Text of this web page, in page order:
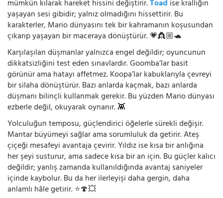
mümkün kılarak hareket hissini değiştirir.Toad ise krallığın
yaşayan sesi gibidir; yalnız olmadığını hissettirir. Bu
karakterler, Mario dünyasını tek bir kahramanın koşusundan
çıkarıp yaşayan bir maceraya dönüştürür. 💗👸🏼🐢
Karşılaşılan düşmanlar yalnızca engel değildir; oyuncunun
dikkatsizliğini test eden sınavlardır. Goomba’lar basit
görünür ama hatayı affetmez. Koopa’lar kabuklarıyla çevreyi
bir silaha dönüştürür. Bazı anlarda kaçmak, bazı anlarda
düşmanı bilinçli kullanmak gerekir. Bu yüzden Mario dünyası
ezberle değil, okuyarak oynanır. 👾
Yolculuğun temposu, güçlendirici öğelerle sürekli değişir.
Mantar büyümeyi sağlar ama sorumluluk da getirir. Ateş
çiçeği mesafeyi avantaja çevirir. Yıldız ise kısa bir anlığına
her şeyi susturur, ama sadece kısa bir an için. Bu güçler kalıcı
değildir; yanlış zamanda kullanıldığında avantaj saniyeler
içinde kaybolur. Bu da her ilerleyişi daha gergin, daha
anlamlı hâle getirir. ⭐🍄💥